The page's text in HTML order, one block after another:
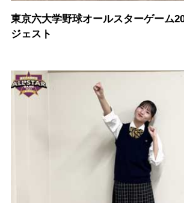
東京六大学野球オールスターゲーム
ジェスト